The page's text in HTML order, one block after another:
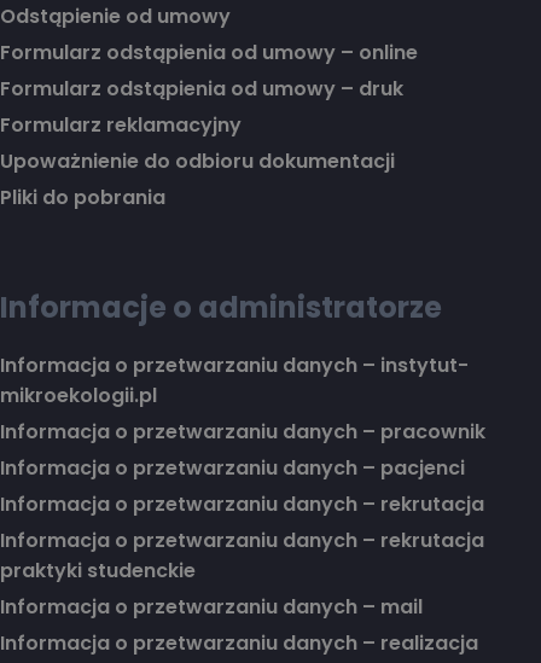
Odstąpienie od umowy
Formularz odstąpienia od umowy – online
Formularz odstąpienia od umowy – druk
Formularz reklamacyjny
Upoważnienie do odbioru dokumentacji
Pliki do pobrania
Informacje o administratorze
Informacja o przetwarzaniu danych – instytut-
mikroekologii.pl
Informacja o przetwarzaniu danych – pracownik
Informacja o przetwarzaniu danych – pacjenci
Informacja o przetwarzaniu danych – rekrutacja
Informacja o przetwarzaniu danych – rekrutacja
praktyki studenckie
Informacja o przetwarzaniu danych – mail
Informacja o przetwarzaniu danych – realizacja